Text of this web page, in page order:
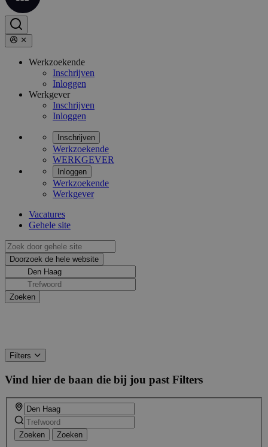
Werkzoekende
Inschrijven
Inloggen
Werkgever
Inschrijven
Inloggen
Inschrijven
Werkzoekende
WERKGEVER
Inloggen
Werkzoekende
Werkgever
Vacatures
Gehele site
Filters
Vind hier de baan die bij jou past Filters
Zoeken Zoeken